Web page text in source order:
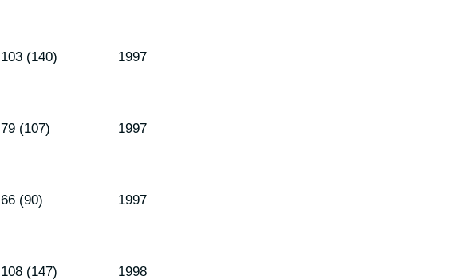
103 (140) 1997
79 (107) 1997
66 (90) 1997
108 (147) 1998